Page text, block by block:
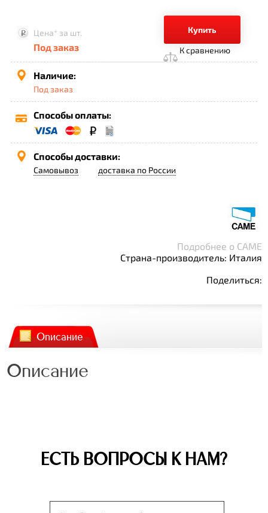
Купить
Цена* за шт.
Под заказ К сравнению
Наличие:
Под заказ
Способы оплаты:
Способы доставки:
Самовывоз доставка по России
Подробнее о CAME
Страна-производитель: Италия
Поделиться:
Описание
Описание
ЕСТЬ ВОПРОСЫ К НАМ?